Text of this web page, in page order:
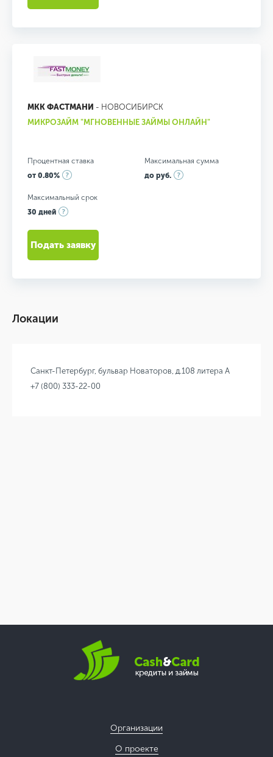
МКК ФАСТМАНИ - НОВОСИБИРСК
МИКРОЗАЙМ "МГНОВЕННЫЕ ЗАЙМЫ ОНЛАЙН"
Процентная ставка
от 0.80%
Максимальная сумма
до руб.
Максимальный срок
30 дней
Подать заявку
Локации
Санкт-Петербург, бульвар Новаторов, д.108 литера А
+7 (800) 333-22-00
Организации
О проекте